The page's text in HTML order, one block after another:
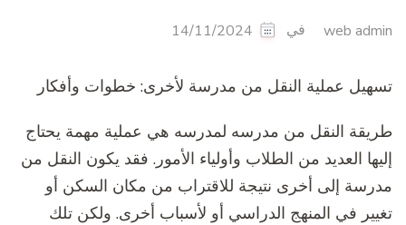
web admin في 14/11/2024
تسهيل عملية النقل من مدرسة لأخرى: خطوات وأفكار
طريقة النقل من مدرسه لمدرسه هي عملية مهمة يحتاج
إليها العديد من الطلاب وأولياء الأمور. فقد يكون النقل من
مدرسة إلى أخرى نتيجة للاقتراب من مكان السكن أو
تغيير في المنهج الدراسي أو لأسباب أخرى. ولكن تلك